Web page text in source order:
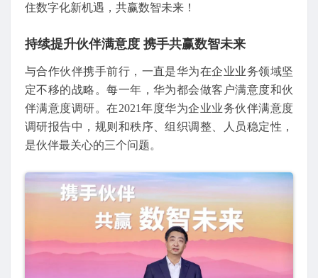
住数字化新机遇，共赢数智未来！
持续提升伙伴满意度 携手共赢数智未来
与合作伙伴携手前行，一直是华为在企业业务领域坚
定不移的战略。每一年，华为都会做客户满意度和伙
伴满意度调研。在2021年度华为企业业务伙伴满意度
调研报告中，规则和秩序、组织调整、人员稳定性，
是伙伴最关心的三个问题。